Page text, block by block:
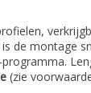
is de montage
(zie